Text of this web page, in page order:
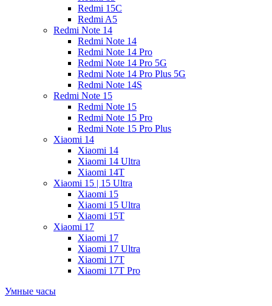
Redmi 15C
Redmi A5
Redmi Note 14
Redmi Note 14
Redmi Note 14 Pro
Redmi Note 14 Pro 5G
Redmi Note 14 Pro Plus 5G
Redmi Note 14S
Redmi Note 15
Redmi Note 15
Redmi Note 15 Pro
Redmi Note 15 Pro Plus
Xiaomi 14
Xiaomi 14
Xiaomi 14 Ultra
Xiaomi 14T
Xiaomi 15 | 15 Ultra
Xiaomi 15
Xiaomi 15 Ultra
Xiaomi 15T
Xiaomi 17
Xiaomi 17
Xiaomi 17 Ultra
Xiaomi 17T
Xiaomi 17T Pro
Умные часы